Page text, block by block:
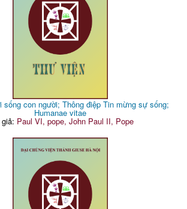
sống con người; Thông điệp Tin mừng sự sống;
Humanae vitae
Paul VI, pope, John Paul II, Pope